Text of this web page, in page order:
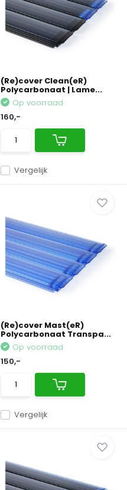
(Re)cover Clean(eR)
Polycarbonaat | Lame...
Vergelijk
Op voorraad
160,-
(Re)cover Mast(eR)
Polycarbonaat Transpa...
Vergelijk
Op voorraad
150,-